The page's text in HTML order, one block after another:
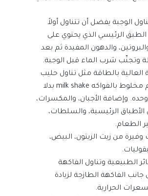
الوجبة يفضل أن تتناول أولاً
الرئيسي الذي يحتوي على
والدهون المفيدة ثم بعد
وتجنّب شرب الماء قبل الوجبة.
العالية بالطاقة مثل تناول حليب
كامل الدسم مخلوط بالفواكه milk shake بدلا
وإضافة الأجبان، والمكسرات،
الأطباق الرئيسية، والسلطات،
الطعام.
وفيرة من زيت الزيتون، البيض،
الطبيعية وتناول الفاكهة
جانب الفاكهة الطازجة لزيادة
الحرارية.